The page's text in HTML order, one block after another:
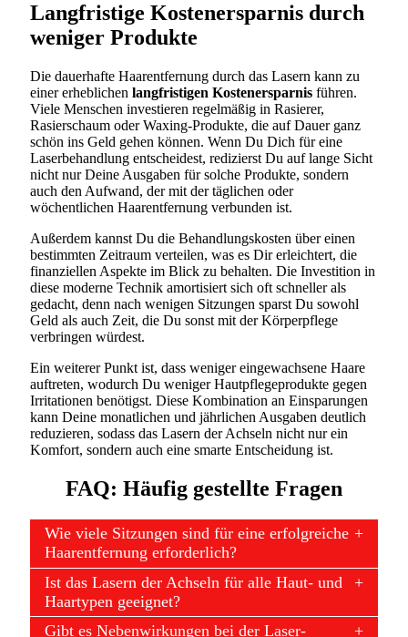
Langfristige Kostenersparnis durch
weniger Produkte
Die dauerhafte Haarentfernung durch das Lasern kann zu
einer erheblichen langfristigen Kostenersparnis führen.
Viele Menschen investieren regelmäßig in Rasierer,
Rasierschaum oder Waxing-Produkte, die auf Dauer ganz
schön ins Geld gehen können. Wenn Du Dich für eine
Laserbehandlung entscheidest, redizierst Du auf lange Sicht
nicht nur Deine Ausgaben für solche Produkte, sondern
auch den Aufwand, der mit der täglichen oder
wöchentlichen Haarentfernung verbunden ist.
Außerdem kannst Du die Behandlungskosten über einen
bestimmten Zeitraum verteilen, was es Dir erleichtert, die
finanziellen Aspekte im Blick zu behalten. Die Investition in
diese moderne Technik amortisiert sich oft schneller als
gedacht, denn nach wenigen Sitzungen sparst Du sowohl
Geld als auch Zeit, die Du sonst mit der Körperpflege
verbringen würdest.
Ein weiterer Punkt ist, dass weniger eingewachsene Haare
auftreten, wodurch Du weniger Hautpflegeprodukte gegen
Irritationen benötigst. Diese Kombination an Einsparungen
kann Deine monatlichen und jährlichen Ausgaben deutlich
reduzieren, sodass das Lasern der Achseln nicht nur ein
Komfort, sondern auch eine smarte Entscheidung ist.
FAQ: Häufig gestellte Fragen
Wie viele Sitzungen sind für eine erfolgreiche
Haarentfernung erforderlich?
Ist das Lasern der Achseln für alle Haut- und
Haartypen geeignet?
Gibt es Nebenwirkungen bei der Laser-